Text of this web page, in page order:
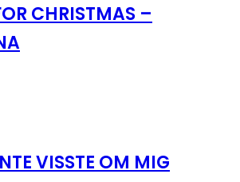
CHRISTMAS –
VISSTE OM MIG